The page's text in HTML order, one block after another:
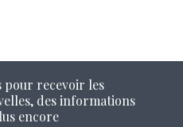
pour recevoir les
des informations
encore